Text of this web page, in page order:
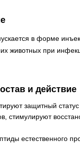
в форме
животных при
и действие
защитный
стимулируют
естественного